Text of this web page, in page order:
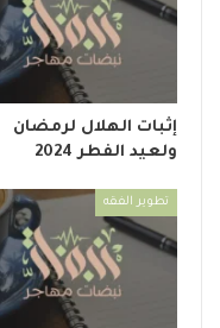
إثبات الهلال لرمضان
ولعيد الفطر 2024
تطوير الفقه